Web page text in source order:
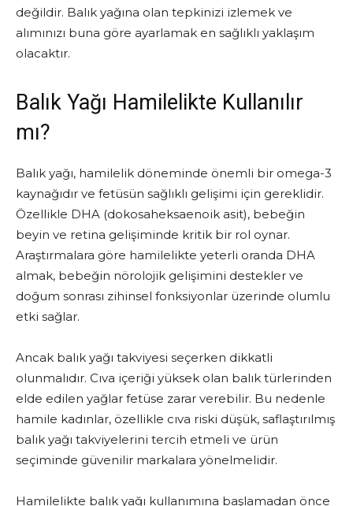
değildir. Balık yağına olan tepkinizi izlemek ve
alımınızı buna göre ayarlamak en sağlıklı yaklaşım
olacaktır.
Balık Yağı Hamilelikte Kullanılır
mı?
Balık yağı, hamilelik döneminde önemli bir omega-3
kaynağıdır ve fetüsün sağlıklı gelişimi için gereklidir.
Özellikle DHA (dokosaheksaenoik asit), bebeğin
beyin ve retina gelişiminde kritik bir rol oynar.
Araştırmalara göre hamilelikte yeterli oranda DHA
almak, bebeğin nörolojik gelişimini destekler ve
doğum sonrası zihinsel fonksiyonlar üzerinde olumlu
etki sağlar.
Ancak balık yağı takviyesi seçerken dikkatli
olunmalıdır. Cıva içeriği yüksek olan balık türlerinden
elde edilen yağlar fetüse zarar verebilir. Bu nedenle
hamile kadınlar, özellikle cıva riski düşük, saflaştırılmış
balık yağı takviyelerini tercih etmeli ve ürün
seçiminde güvenilir markalara yönelmelidir.
Hamilelikte balık yağı kullanımına başlamadan önce